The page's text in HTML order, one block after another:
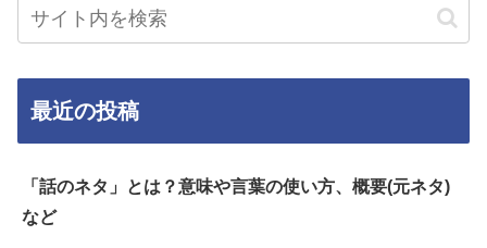
最近の投稿
「話のネタ」とは？意味や言葉の使い方、概要(元ネタ)
など